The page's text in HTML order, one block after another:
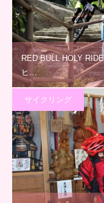
RED BULL HOLY
ヒ…
サイクリング